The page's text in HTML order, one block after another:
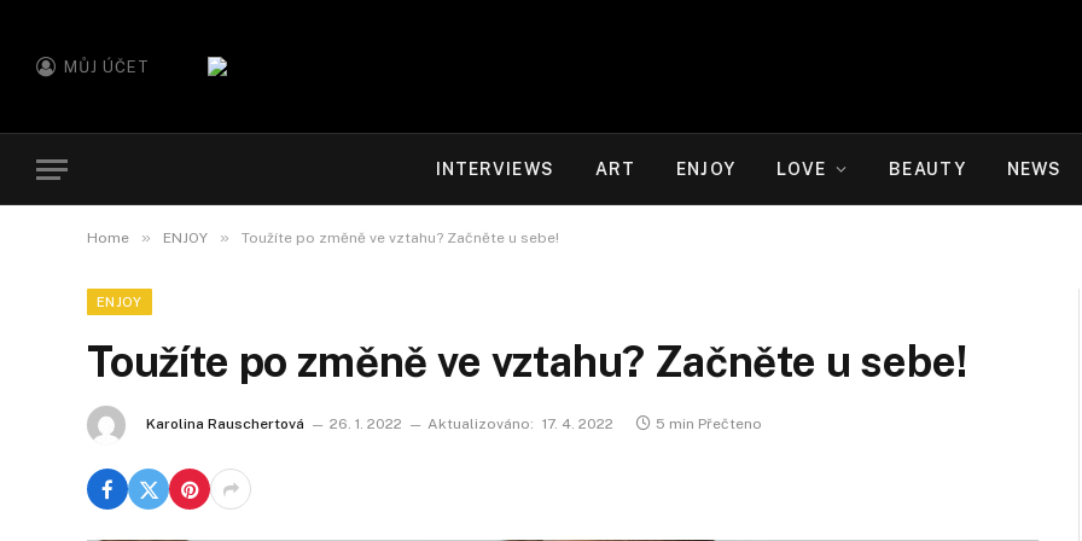
MŮJ ÚČET
INTERVIEWS ART ENJOY LOVE BEAUTY NEWS
Home » ENJOY » Toužíte po změně ve vztahu? Začněte u sebe!
ENJOY
Toužíte po změně ve vztahu? Začněte u sebe!
Karolina Rauschertová 26. 1. 2022 Aktualizováno: 17. 4. 2022 5 min Přečteno